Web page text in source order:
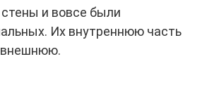
и вовсе были
Их внутреннюю часть
внешнюю.